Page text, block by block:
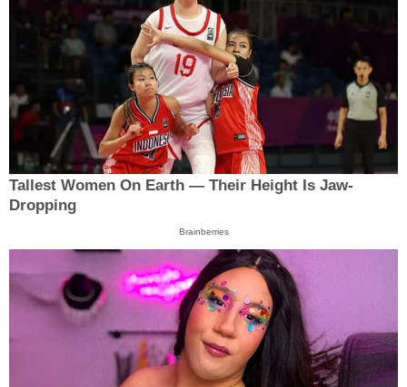
Tallest Women On Earth — Their Height Is Jaw-
Dropping
Brainberries